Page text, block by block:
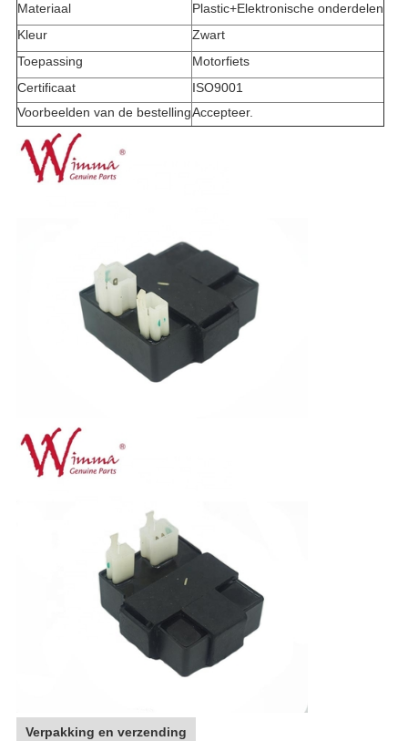
Materiaal
Plastic+Elektronische onderdelen
Kleur
Zwart
Toepassing
Motorfiets
Certificaat
ISO9001
Voorbeelden van de bestellingAccepteer.
Verpakking en verzending